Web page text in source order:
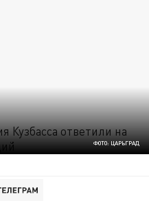
ФОТО: ЦАРЬГРАД